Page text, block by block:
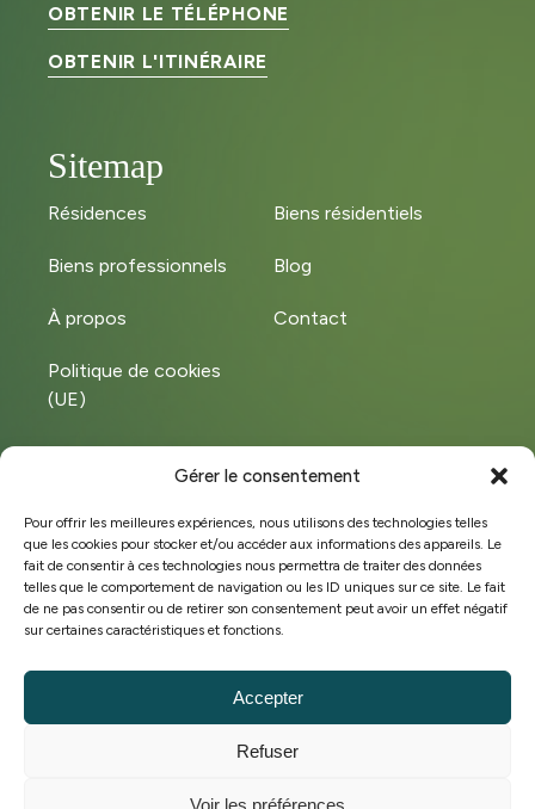
Gérer le consentement
Pour offrir les meilleures expériences, nous utilisons des technologies telles
que les cookies pour stocker et/ou accéder aux informations des appareils. Le
fait de consentir à ces technologies nous permettra de traiter des données
telles que le comportement de navigation ou les ID uniques sur ce site. Le fait
de ne pas consentir ou de retirer son consentement peut avoir un effet négatif
sur certaines caractéristiques et fonctions.
Accepter
Refuser
Voir les préférences
OBTENIR LE TÉLÉPHONE
OBTENIR L'ITINÉRAIRE
Sitemap
Résidences Biens résidentiels
Biens professionnels Blog
À propos Contact
Politique de cookies
(UE)
Facebook
BE 0449.572.828
Conditions générales de vente
Politique de cookies
Stratégie marketing & site web par